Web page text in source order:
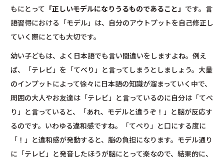
もにとって 「正しいモデルになりうるものであること」 です。言
語習得における「モデル」は、自分のアウトプットを自己修正し
ていく際にとても大切です。
幼い子どもは、よく日本語でも言い間違いをしますよね。例え
ば、「テレビ」を「てべり」と言ってしまうとしましょう。大量
のインプットによって徐々に日本語の知識が溜まっていく中で、
周囲の大人やお友達は「テレビ」と言っているのに自分は「てべ
り」と言っていると、「あれ、モデルと違うぞ！」と脳が反応す
るのです。いわゆる違和感ですね。「てべり」と口にする度に
「！」と違和感が発動すると、脳の負担になります。モデル通り
に「テレビ」と発音したほうが脳にとって楽なので、結果的に、